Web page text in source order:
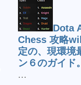
Dota
Chess 攻略
定の、現環境
ン６のガイド。
...